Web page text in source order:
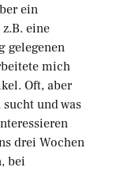
ein
eine
gelegenen
mich
Oft, aber
und was
drei Wochen
bei